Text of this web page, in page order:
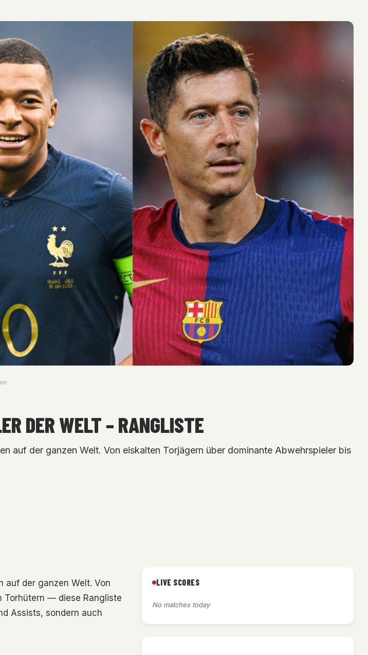
DER WELT – RANGLISTE
auf der ganzen Welt. Von eiskalten Torjägern über dominante Abwehrspieler bis
auf der ganzen Welt. Von
Torhütern — diese Rangliste
Assists, sondern auch
LIVE SCORES
No matches today